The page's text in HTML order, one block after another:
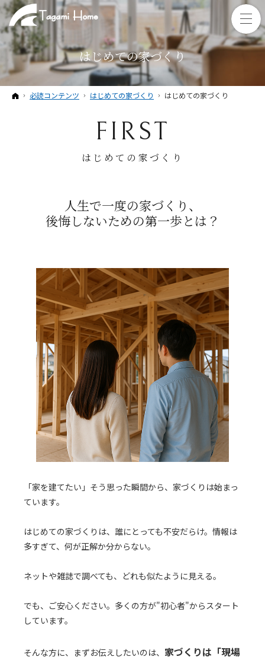
はじめての家づくり
ホーム
必読コンテンツ はじめての家づくり はじめての家づくり
FIRST
はじめての家づくり
人生で一度の家づくり、
後悔しないための第一歩とは？
「家を建てたい」そう思った瞬間から、家づくりは始まっ
ています。
はじめての家づくりは、誰にとっても不安だらけ。情報は
多すぎて、何が正解か分からない。
ネットや雑誌で調べても、どれも似たように見える。
でも、ご安心ください。多くの方が"初心者"からスタート
しています。
そんな方に、まずお伝えしたいのは、 家づくりは「現場